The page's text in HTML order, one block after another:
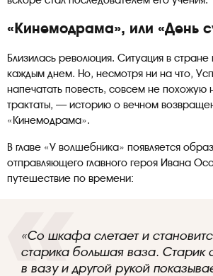
«Кинемодрама», или «День
Близилась революция. Ситуация в стране
каждым днем. Но, несмотря ни на что,
напечатать повесть, совсем не похожую
трактаты, — историю о вечном
«Кинемодрама».
В главе «У волшебника» появляется
отправляющего главного героя Ивана
путешествие по времени:
«Со шкафа слетает и
старика большая ваза. Старик
в вазу и другой рукой